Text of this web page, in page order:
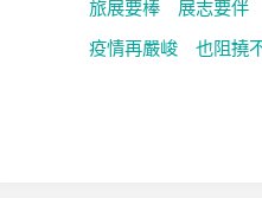
旅展要棒 展志要伴
疫情再嚴峻 也阻撓